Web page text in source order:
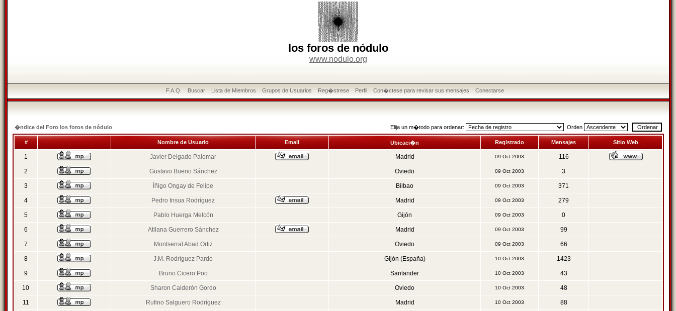
los foros de nódulo
www.nodulo.org
F.A.Q. Buscar Lista de Miembros Grupos de Usuarios Reg�strese Perfil Con�ctese para revisar sus mensajes Conectarse
�ndice del Foro los foros de nódulo Elija un m�todo para ordenar: Orden
# Nombre de Usuario Email Ubicaci�n Registrado Mensajes Sitio Web
1 Javier Delgado Palomar Madrid 09 Oct 2003 116
2 Gustavo Bueno Sánchez Oviedo 09 Oct 2003 3
3 Íñigo Ongay de Felipe Bilbao 09 Oct 2003 371
4 Pedro Insua Rodríguez Madrid 09 Oct 2003 279
5 Pablo Huerga Melcón Gijón 09 Oct 2003 0
6 Atilana Guerrero Sánchez Madrid 09 Oct 2003 99
7 Montserrat Abad Ortiz Oviedo 09 Oct 2003 66
8 J.M. Rodríguez Pardo Gijón (España) 10 Oct 2003 1423
9 Bruno Cicero Poo Santander 10 Oct 2003 43
10 Sharon Calderón Gordo Oviedo 10 Oct 2003 48
11 Rufino Salguero Rodríguez Madrid 10 Oct 2003 88